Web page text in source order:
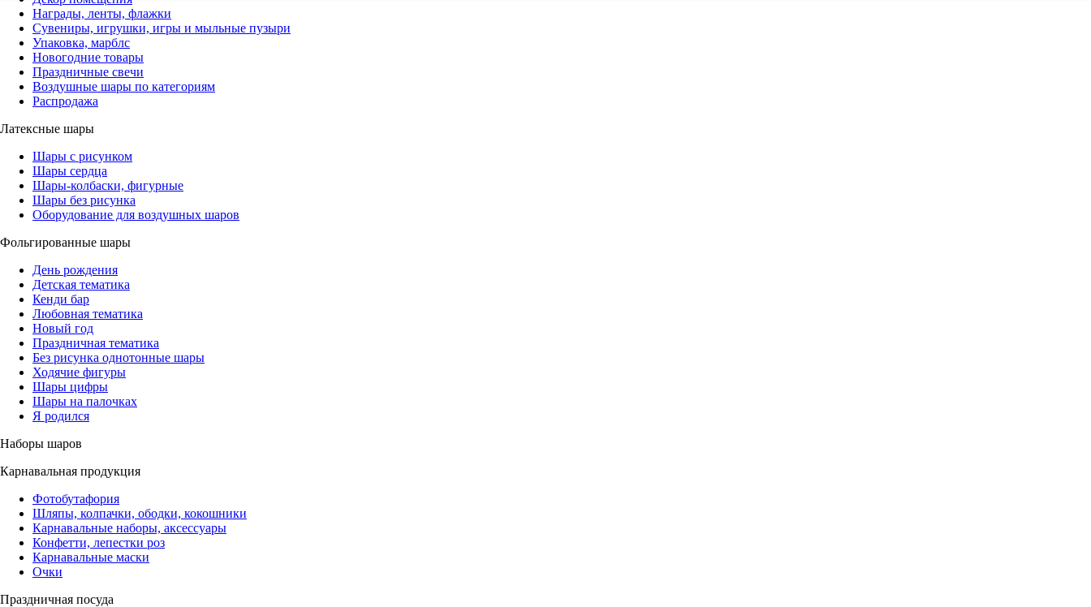
Награды, ленты, флажки
Сувениры, игрушки, игры и мыльные пузыри
Упаковка, марблс
Новогодние товары
Праздничные свечи
Воздушные шары по категориям
Распродажа
Латексные шары
Шары с рисунком
Шары сердца
Шары-колбаски, фигурные
Шары без рисунка
Оборудование для воздушных шаров
Фольгированные шары
День рождения
Детская тематика
Кенди бар
Любовная тематика
Новый год
Праздничная тематика
Без рисунка однотонные шары
Ходячие фигуры
Шары цифры
Шары на палочках
Я родился
Наборы шаров
Карнавальная продукция
Фотобутафория
Шляпы, колпачки, ободки, кокошники
Карнавальные наборы, аксессуары
Конфетти, лепестки роз
Карнавальные маски
Очки
Праздничная посуда